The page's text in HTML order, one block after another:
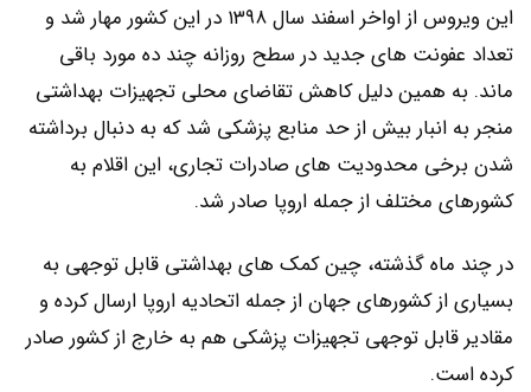
این ویروس از اواخر اسفند سال ۱۳۹۸ در این کشور مهار شد و
تعداد عفونت های جدید در سطح روزانه چند ده مورد باقی
ماند. به همین دلیل کاهش تقاضای محلی تجهیزات بهداشتی
منجر به انبار بیش از حد منابع پزشکی شد که به دنبال برداشته
شدن برخی محدودیت های صادرات تجاری، این اقلام به
کشورهای مختلف از جمله اروپا صادر شد.
در چند ماه گذشته، چین کمک های بهداشتی قابل توجهی به
بسیاری از کشورهای جهان از جمله اتحادیه اروپا ارسال کرده و
مقادیر قابل توجهی تجهیزات پزشکی هم به خارج از کشور صادر
کرده است.